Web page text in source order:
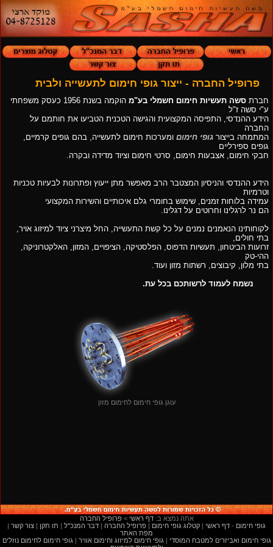
פרופיל החברה - ייצור גופי חימום לתעשייה ולבית
חברת סשה תעשיות חימום חשמלי בע"מ
הוקמה בשנת 1956 כעסק משפחתי
ע"י סשה ז"ל
הידע ההנדסי, התפיסה המקצועית והגישה הטכנית הטביעו את חותמם על
החברה
המתמחה בייצור גופי חימום ומערכות חימום לתעשייה, בהם גופים קרמיים,
גופים ספירליים
חבקי חימום, אצבעות חימום, סרטי חימום וציוד מדידה ובקרה.
הידע ההנדסי והניסיון המצטבר הרב מאפשר מתן ייעוץ ופתרונות לבעיות טכניות
וטרמיות
עמידה בלוחות זמנים, שימוש בחומרי גלם איכותיים והשירות המקצועי
הם נר לרגלינו וחרוטים על דגלינו.
לקוחותינו הנאמנים נמנים על כל קשת התעשייה, החל מיצרני ציוד למיזוג אויר,
בתי חולים,
זרועות הביטחון, תעשיות הדפוס, הפלסטיקה, הציפויים, המזון, האלקטרוניקה,
ההי-טק
בתי מלון, קיבוצים, רשתות מזון ועוד.
נשמח לעמוד לרשותכם בכל עת.
עוגן גופי חימום לחימום מזון
:אתה נמצא ב דף ראשי < פרופיל החברה
גופי חימום - דף ראשי | קטלוג גופי חימום | פרופיל החברה | דבר המנכ"ל | תו תקן | צור קשר |
מפת האתר
גופי חימום ואביזרים למטבח המוסדי | גופי חימום למיזוג וחימום אוויר | גופי חימום לחימום נוזלים